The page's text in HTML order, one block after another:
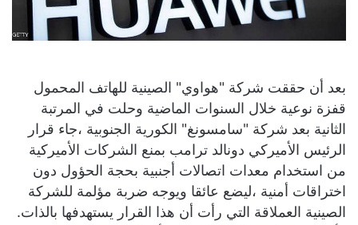
بعد أن حققت شركة "هواوي" الصينية للهاتف المحمول
قفزة نوعية خلال السنوات الماضية وحلت في المرتبة
الثانية بعد شركة "سامسونغ" الكورية الجنوبية ،جاء قرار
الرئيس الأميركي دونالد ترامب بمنع الشركات الأميركية
من استخدام معدات اتصالات أجنبية بحجة الحؤول دون
اختراقات أمنية ،ليضع عائقا ويوجه ضربة مؤلمة للشركة
الصينية العملاقة التي رأت أن هذا القرار يستهدفها بالذات.